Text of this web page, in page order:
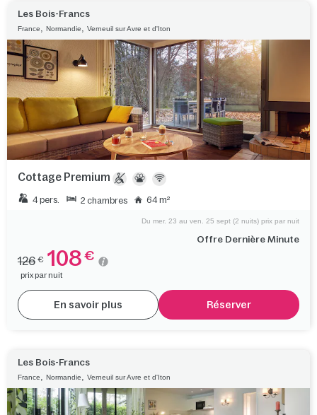
Les Bois-Francs
France Normandie Verneuil sur Avre et d'Iton
Cottage Premium
4 pers. 2 chambres 64 m²
Offre Dernière Minute
Du mer. 23 au ven. 25 sept (2 nuits) prix par nuit
126 € 108 €
prix par nuit
En savoir plus Réserver
Les Bois-Francs
France Normandie Verneuil sur Avre et d'Iton